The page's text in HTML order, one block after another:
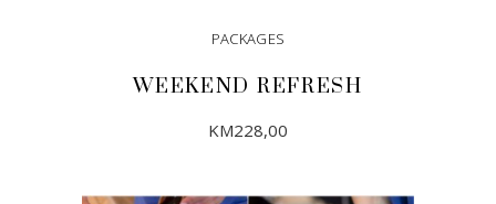
PACKAGES
WEEKEND REFRESH
KM228,00